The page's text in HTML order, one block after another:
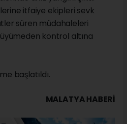
itfaiye ekipleri sevk
süren müdahaleleri
kontrol altına
başlatıldı.
MALATYA HABERİ